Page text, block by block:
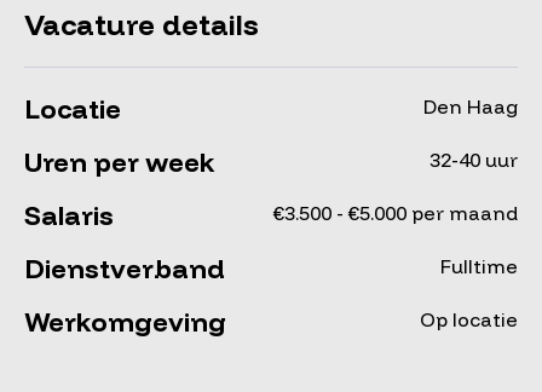
Vacature details
Locatie Den Haag
Uren per week 32-40 uur
Salaris €3.500 - €5.000 per maand
Dienstverband Fulltime
Werkomgeving Op locatie